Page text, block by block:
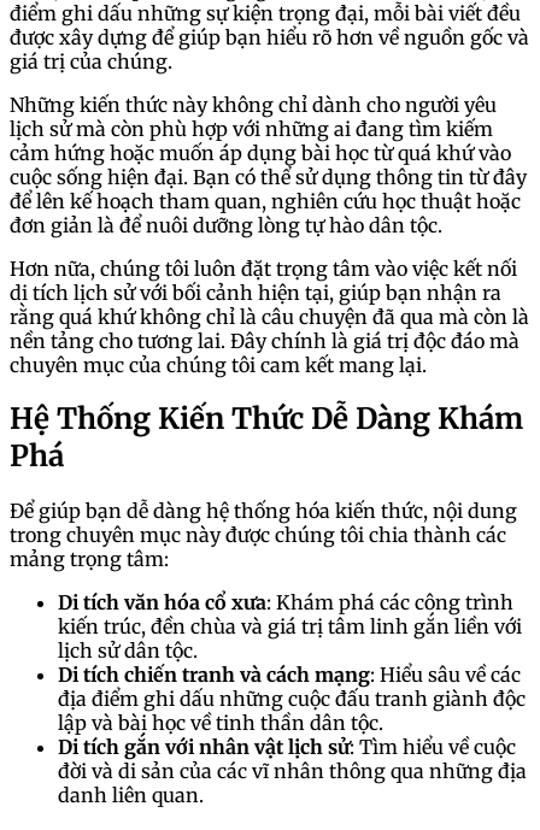
điểm ghi dấu những sự kiện trọng đại, mỗi bài viết đều
được xây dựng để giúp bạn hiểu rõ hơn về nguồn gốc và
giá trị của chúng.
Những kiến thức này không chỉ dành cho người yêu
lịch sử mà còn phù hợp với những ai đang tìm kiếm
cảm hứng hoặc muốn áp dụng bài học từ quá khứ vào
cuộc sống hiện đại. Bạn có thể sử dụng thông tin từ đây
để lên kế hoạch tham quan, nghiên cứu học thuật hoặc
đơn giản là để nuôi dưỡng lòng tự hào dân tộc.
Hơn nữa, chúng tôi luôn đặt trọng tâm vào việc kết nối
di tích lịch sử với bối cảnh hiện tại, giúp bạn nhận ra
rằng quá khứ không chỉ là câu chuyện đã qua mà còn là
nền tảng cho tương lai. Đây chính là giá trị độc đáo mà
chuyên mục của chúng tôi cam kết mang lại.
Hệ Thống Kiến Thức Dễ Dàng Khám
Phá
Để giúp bạn dễ dàng hệ thống hóa kiến thức, nội dung
trong chuyên mục này được chúng tôi chia thành các
mảng trọng tâm:
Di tích văn hóa cổ xưa: Khám phá các công trình
kiến trúc, đền chùa và giá trị tâm linh gắn liền với
lịch sử dân tộc.
Di tích chiến tranh và cách mạng: Hiểu sâu về các
địa điểm ghi dấu những cuộc đấu tranh giành độc
lập và bài học về tinh thần dân tộc.
Di tích gắn với nhân vật lịch sử: Tìm hiểu về cuộc
đời và di sản của các vĩ nhân thông qua những địa
danh liên quan.